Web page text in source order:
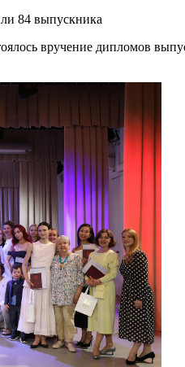
84 выпускника
вручение дипломов